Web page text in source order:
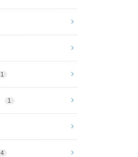
1
1
4